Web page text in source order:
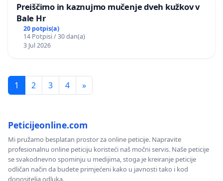
Preiščimo in kaznujmo mučenje dveh kužkov v
Bale Hr
20 potpis(a)
14 Potpisi / 30 dan(a)
3 Jul 2026
1 2 3 4 »
Peticijeonline.com
Mi pružamo besplatan prostor za online peticije. Napravite
profesionalnu online peticiju koristeći naš močni servis. Naše peticije
se svakodnevno spominju u medijima, stoga je kreiranje peticije
odličan način da budete primjećeni kako u javnosti tako i kod
donositelja odluka.